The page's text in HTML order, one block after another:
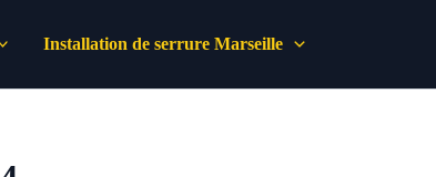
Installation de serrure Marseille